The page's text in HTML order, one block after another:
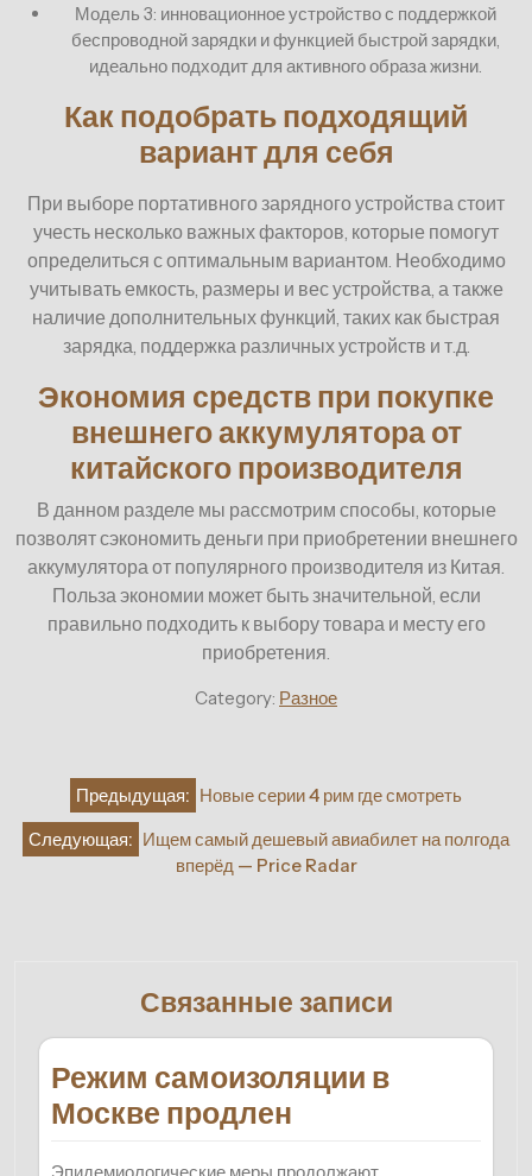
Модель 3: инновационное устройство с поддержкой
беспроводной зарядки и функцией быстрой зарядки,
идеально подходит для активного образа жизни.
Как подобрать подходящий
вариант для себя
При выборе портативного зарядного устройства стоит
учесть несколько важных факторов, которые помогут
определиться с оптимальным вариантом. Необходимо
учитывать емкость, размеры и вес устройства, а также
наличие дополнительных функций, таких как быстрая
зарядка, поддержка различных устройств и т.д.
Экономия средств при покупке
внешнего аккумулятора от
китайского производителя
В данном разделе мы рассмотрим способы, которые
позволят сэкономить деньги при приобретении внешнего
аккумулятора от популярного производителя из Китая.
Польза экономии может быть значительной, если
правильно подходить к выбору товара и месту его
приобретения.
Category: Разное
Навигация
по
записям
Предыдущая: Новые серии 4 рим где смотреть
Следующая: Ищем самый дешевый авиабилет на полгода
вперёд — Price Radar
Связанные записи
Режим самоизоляции в
Москве продлен